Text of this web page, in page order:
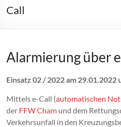
Call
Alarmierung über
Einsatz 02 / 2022 am 29.01.2022
Mittels e-Call (automatischen
der FFW Cham und dem
Verkehrsunfall in den